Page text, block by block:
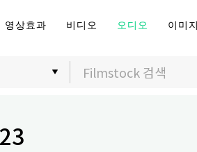
영상효과 비디오 오디오 이미